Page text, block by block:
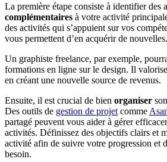
La première étape consiste à identifier des
complémentaires à votre activité
des activités qui s’appuient sur vos
vous permettent d’en acquérir de nouvelles.
Un graphiste freelance, par exemple,
formations en ligne sur le design. Il
en créant une nouvelle source de revenus.
Ensuite, il est crucial de bien organiser
Des outils de gestion de projet comme
partagé peuvent vous aider à gérer
activités. Définissez des objectifs clairs et
activité afin de suivre votre progression et
besoin.